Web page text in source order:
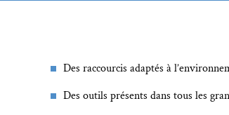
Des raccourcis adaptés à
Des outils présents dans tous les